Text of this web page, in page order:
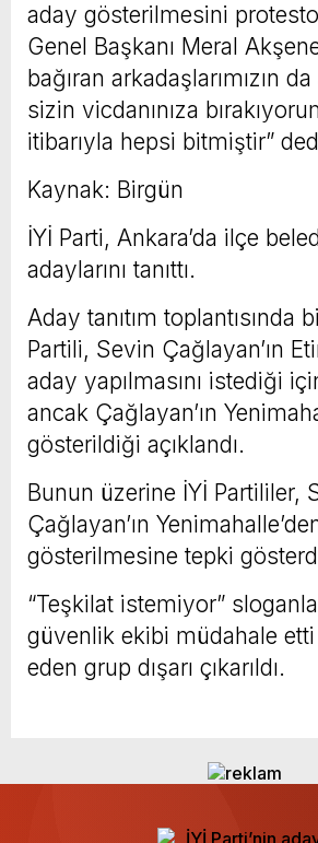
aday gösterilmesini
Genel Başkanı Meral
bağıran arkadaşlarımızın da
sizin vicdanınıza
itibarıyla hepsi bitmiştir”
Kaynak: Birgün
İYİ Parti, Ankara’da ilçe
adaylarını tanıttı.
Aday tanıtım toplantısında
Partili, Sevin Çağlayan’ın
aday yapılmasını istediği
ancak Çağlayan’ın
gösterildiği açıklandı.
Bunun üzerine İYİ Partililer,
Çağlayan’ın
gösterilmesine tepki
“Teşkilat istemiyor”
güvenlik ekibi müdahale
eden grup dışarı çıkarıldı.